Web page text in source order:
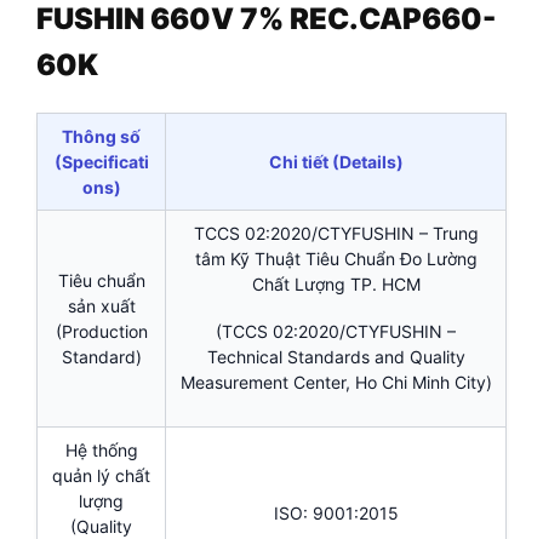
FUSHIN 660V 7% REC.CAP660-
60K
Thông số
(Specificati
ons)
Chi tiết (Details)
Tiêu chuẩn
sản xuất
(Production
Standard)
TCCS 02:2020/CTYFUSHIN – Trung
tâm Kỹ Thuật Tiêu Chuẩn Đo Lường
Chất Lượng TP. HCM
(TCCS 02:2020/CTYFUSHIN –
Technical Standards and Quality
Measurement Center, Ho Chi Minh City)
Hệ thống
quản lý chất
lượng
(Quality
ISO: 9001:2015